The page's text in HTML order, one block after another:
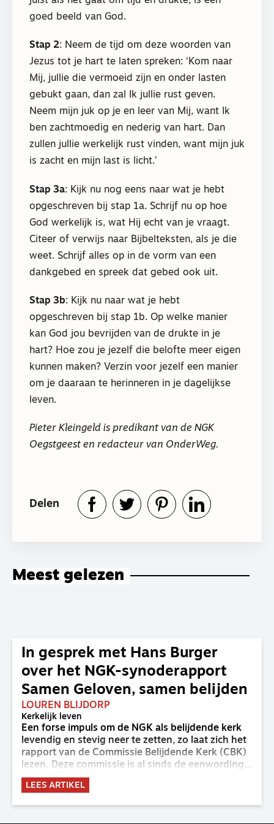
goed beeld van God.
Stap 2: Neem de tijd om deze woorden van
Jezus tot je hart te laten spreken: ‘Kom naar
Mij, jullie die vermoeid zijn en onder lasten
gebukt gaan, dan zal Ik jullie rust geven.
Neem mijn juk op je en leer van Mij, want Ik
ben zachtmoedig en nederig van hart. Dan
zullen jullie werkelijk rust vinden, want mijn juk
is zacht en mijn last is licht.’
Stap 3a: Kijk nu nog eens naar wat je hebt
opgeschreven bij stap 1a. Schrijf nu op hoe
God werkelijk is, wat Hij echt van je vraagt.
Citeer of verwijs naar Bijbelteksten, als je die
weet. Schrijf alles op in de vorm van een
dankgebed en spreek dat gebed ook uit.
Stap 3b: Kijk nu naar wat je hebt
opgeschreven bij stap 1b. Op welke manier
kan God jou bevrijden van de drukte in je
hart? Hoe zou je jezelf die belofte meer eigen
kunnen maken? Verzin voor jezelf een manier
om je daaraan te herinneren in je dagelijkse
leven.
Pieter Kleingeld is predikant van de NGK
Oegstgeest en redacteur van OnderWeg.
Delen
Meest gelezen
In gesprek met Hans Burger
over het NGK-synoderapport
Samen Geloven, samen belijden
LOUREN BLIJDORP
Kerkelijk leven
Een forse impuls om de NGK als belijdende kerk
levendig en stevig neer te zetten, zo laat zich het
rapport van de Commissie Belijdende Kerk (CBK)
lezen. Deze commissie is al sinds de eenwording
van de GKv en NGK actief en kreeg van de
synode van Deventer in 2023 de opdracht om
LEES ARTIKEL